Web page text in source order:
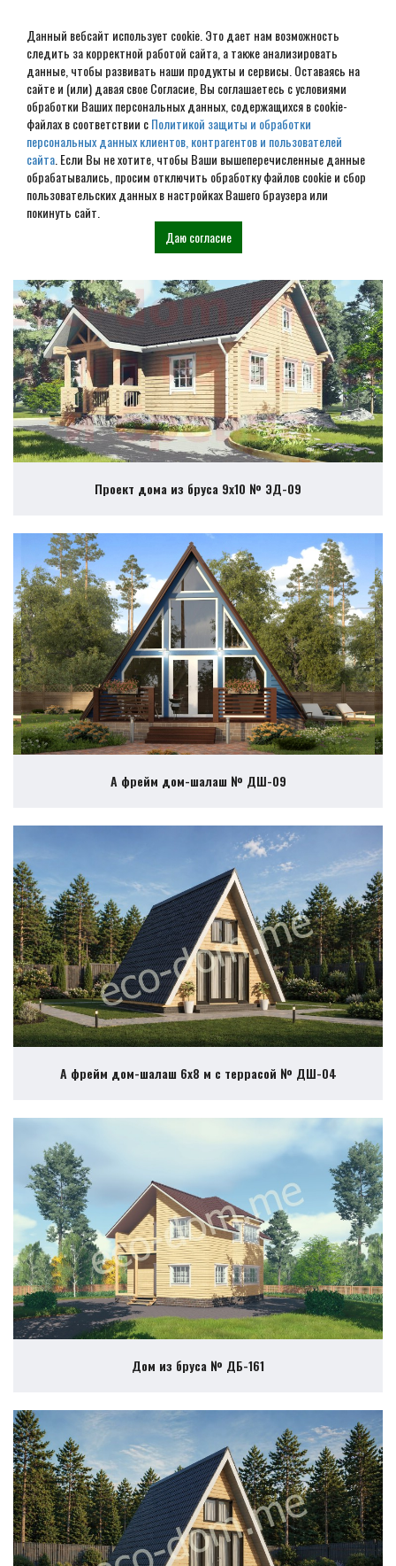
Данный вебсайт использует cookie. Это дает нам возможность
следить за корректной работой сайта, а также анализировать
данные, чтобы развивать наши продукты и сервисы. Оставаясь на
сайте и (или) давая свое Согласие, Вы соглашаетесь с условиями
обработки Ваших персональных данных, содержащихся в cookie-
файлах в соответствии сПолитикой защиты и обработки
персональных данных клиентов, контрагентов и пользователей
сайта . Если Вы не хотите, чтобы Ваши вышеперечисленные данные
обрабатывались, просим отключить обработку файлов cookie и сбор
пользовательских данных в настройках Вашего браузера или
покинуть сайт.
Даю согласие
Дом из бруса под ключ в
Ржеве
Наши проекты
Проект дома из бруса 9х10 № ЭД-09
А фрейм дом-шалаш № ДШ-09
А фрейм дом-шалаш 6х8 м с террасой № ДШ-04
Дом из бруса № ДБ-161